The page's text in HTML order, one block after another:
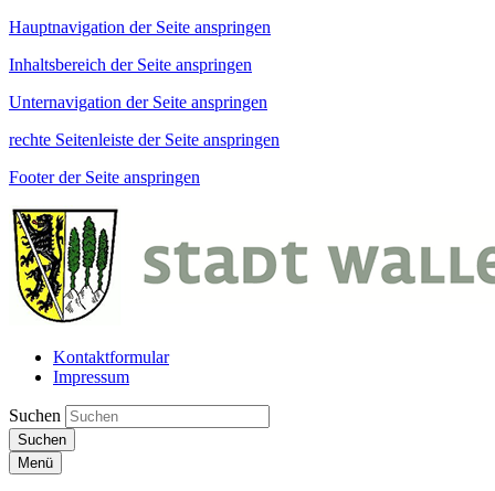
Hauptnavigation der Seite anspringen
Inhaltsbereich der Seite anspringen
Unternavigation der Seite anspringen
rechte Seitenleiste der Seite anspringen
Footer der Seite anspringen
Kontaktformular
Impressum
Suchen
Suchen
Menü